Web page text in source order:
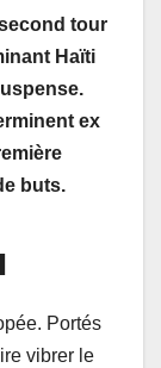
tour
Haïti
ex
buts.
Portés
vibrer le